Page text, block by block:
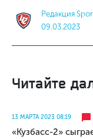
Редакция
09.03.2023
Читайте
13 МАРТА 2023 08:19
«Кузбасс-2»